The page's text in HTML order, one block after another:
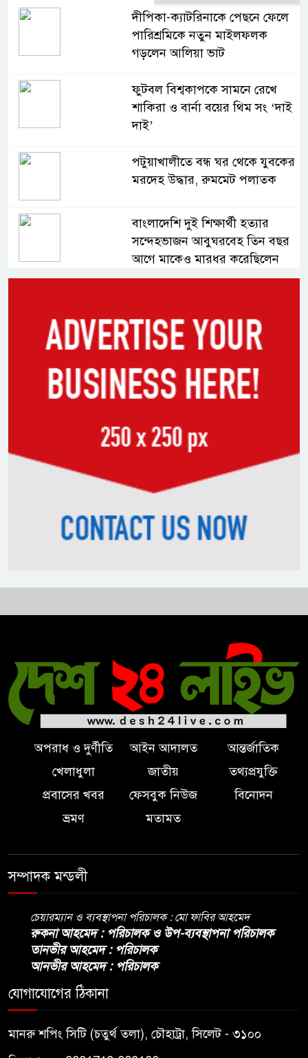
দীপিকা-ক্যাটরিনাকে পেছনে ফেলে
পারিশ্রমিকে নতুন মাইলফলক
গড়লেন আলিয়া ভাট
ফুটবল বিশ্বকাপকে সামনে রেখে
শাকিরা ও বার্না বয়ের থিম সং ‘দাই
দাই’
পটুয়াখালীতে বন্ধ ঘর থেকে যুবকের
মরদেহ উদ্ধার, রুমমেট পলাতক
বাংলাদেশি দুই শিক্ষার্থী হত্যার
সন্দেহভাজন আবুঘরবেহ তিন বছর
আগে মাকেও মারধর করেছিলেন
দুর্জয়কেও আলোচনায় আনতে
বললেন তামিম
বিএনপির প্রতি আস্থা হারাচ্ছি:
সংসদে নাহিদ ইসলামের মন্তব্য
নিপীড়নের আশঙ্কা জানালে ভিসা নয়
ট্রাম্পকে ‘রাজার খোঁচা’ দিলেন
অপরাধ ও দুর্ণীতি আইন আদালত
আন্তর্জাতিক
খেলাধুলা
জাতীয়
তথ্যপ্রযুক্তি
প্রবাসের খবর
ফেসবুক নিউজ
বিনোদন
ভ্রমণ
মতামত
সম্পাদক মন্ডলী
চেয়ারম্যান ও ব্যবস্থাপনা পরিচালক : মো ফাবির আহমেদ
রুকনা আহমেদ : পরিচালক ও উপ-ব্যবস্থাপনা পরিচালক
তানভীর আহমেদ : পরিচালক
আনভীর আহমেদ : পরিচালক
যোগাযোগের ঠিকানা
মানরু শপিং সিটি (চতুর্থ তলা), চৌহাট্রা, সিলেট - ৩১০০